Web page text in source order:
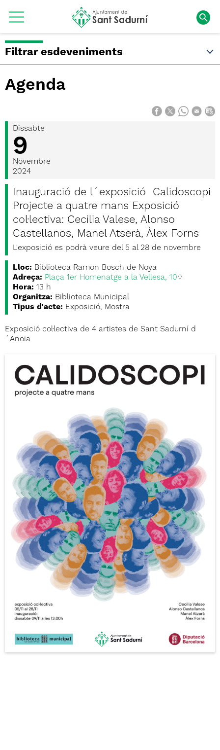
Filtrar esdeveniments
Agenda
Dissabte
9
Novembre
2024
Inauguració de l´exposició Calidoscopi
Projecte a quatre mans Exposició
col·lectiva: Cecilia Valese, Alonso
Castellanos, Manel Atserà, Àlex Forns
L'exposició es podrà veure del 5 al 28 de novembre
Lloc: Biblioteca Ramon Bosch de Noya
Adreça: Plaça 1er Homenatge a la Vellesa, 10
Hora: 13 h
Organitza: Biblioteca Municipal
Tipus d'acte: Exposició, Mostra
Exposició col·lectiva de 4 artistes de Sant Sadurní d
´Anoia